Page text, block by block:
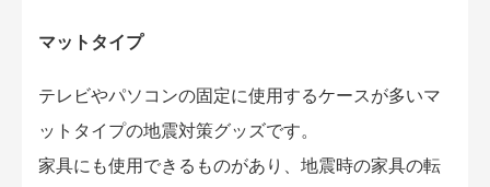
マットタイプ
テレビやパソコンの固定に使用するケースが多いマ
ットタイプの地震対策グッズです。
家具にも使用できるものがあり、地震時の家具の転